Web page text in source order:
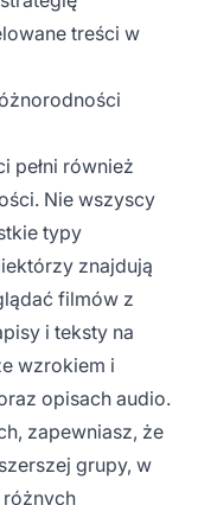
treści w
pełni również
Nie wszyscy
typy
znajdują
filmów z
i teksty na
wzrokiem i
opisach audio.
zapewniasz, że
grupy, w